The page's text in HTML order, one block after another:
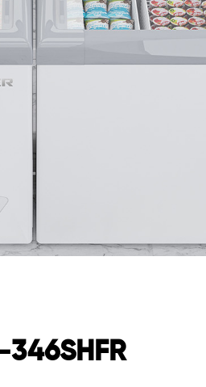
346SHFR